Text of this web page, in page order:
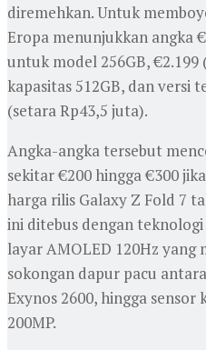
diremehkan. Untuk
Eropa menunjukkan angka
untuk model 256GB,
kapasitas 512GB, dan versi
(setara Rp43,5 juta).
Angka-angka tersebut
sekitar €200 hingga €300
harga rilis Galaxy Z Fold 7
ini ditebus dengan
layar AMOLED 120Hz yang
sokongan dapur pacu
Exynos 2600, hingga
200MP.